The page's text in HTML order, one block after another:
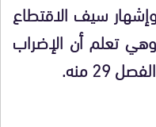
وإشهار سيف الاقتطاع
تعلم أن الإضراب
منه.